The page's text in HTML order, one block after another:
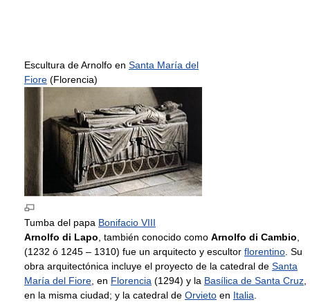
Escultura de Arnolfo en Santa María del
Fiore (Florencia)
Tumba del papa Bonifacio VIII
Arnolfo di Lapo , también conocido como Arnolfo di Cambio
(1232 ó 1245 – 1310) fue un arquitecto y escultor florentino . Su
obra arquitectónica incluye el proyecto de la catedral de Santa
María del Fiore , en Florencia (1294) y la Basílica de Santa Cruz
en la misma ciudad; y la catedral de Orvieto en Italia